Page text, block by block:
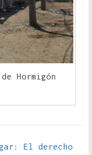
Hormigón
El derecho